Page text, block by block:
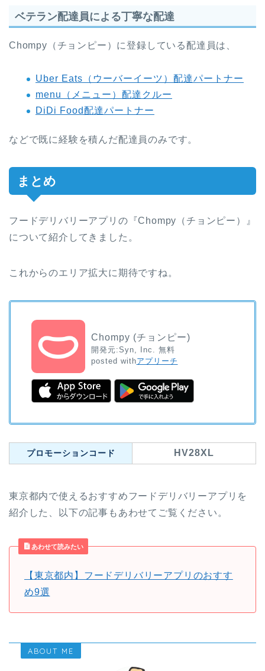
ベテラン配達員による丁寧な配達
Chompy（チョンピー）に登録している配達員は、
Uber Eats（ウーバーイーツ）配達パートナー
menu（メニュー）配達クルー
DiDi Food配達パートナー
などで既に経験を積んだ配達員のみです。
まとめ
フードデリバリーアプリの『Chompy（チョンピー）』
について紹介してきました。
これからのエリア拡大に期待ですね。
Chompy (チョンピー)
開発元:Syn, Inc.
無料
posted withアプリーチ
プロモーションコード HV28XL
東京都内で使えるおすすめフードデリバリーアプリを
紹介した、以下の記事もあわせてご覧ください。
あわせて読みたい
【東京都内】フードデリバリーアプリのおすす
め9選
ABOUT ME